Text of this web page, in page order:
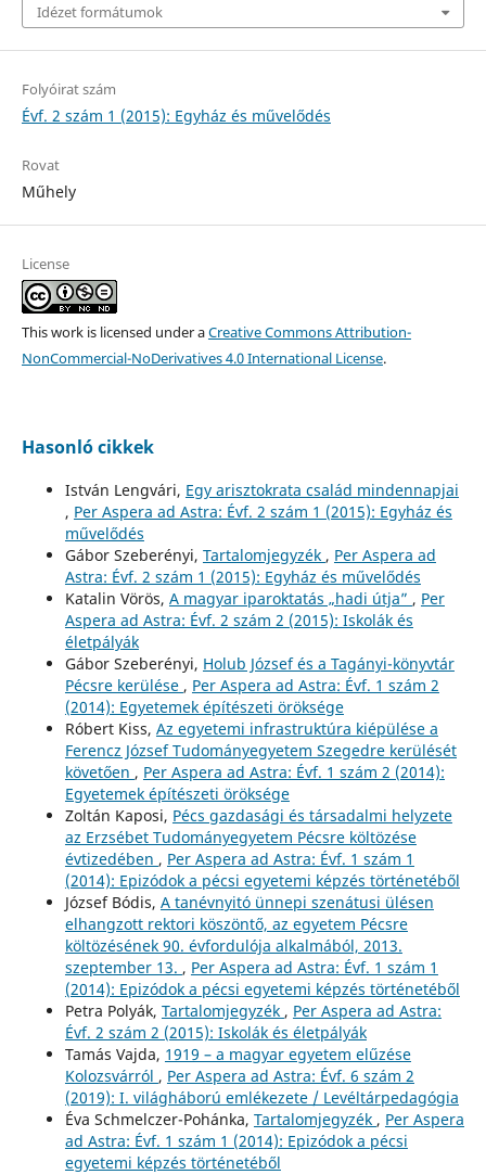
Idézet formátumok
Folyóirat szám
Évf. 2 szám 1 (2015): Egyház és művelődés
Rovat
Műhely
License
This work is licensed under aCreative Commons Attribution-
NonCommercial-NoDerivatives 4.0 International License.
Hasonló cikkek
István Lengvári, Egy arisztokrata család mindennapjai
, Per Aspera ad Astra: Évf. 2 szám 1 (2015): Egyház és
művelődés
Gábor Szeberényi, Tartalomjegyzék , Per Aspera ad
Astra: Évf. 2 szám 1 (2015): Egyház és művelődés
Katalin Vörös, A magyar iparoktatás „hadi útja” , Per
Aspera ad Astra: Évf. 2 szám 2 (2015): Iskolák és
életpályák
Gábor Szeberényi, Holub József és a Tagányi-könyvtár
Pécsre kerülése , Per Aspera ad Astra: Évf. 1 szám 2
(2014): Egyetemek építészeti öröksége
Róbert Kiss, Az egyetemi infrastruktúra kiépülése a
Ferencz József Tudományegyetem Szegedre kerülését
követően , Per Aspera ad Astra: Évf. 1 szám 2 (2014):
Egyetemek építészeti öröksége
Zoltán Kaposi, Pécs gazdasági és társadalmi helyzete
az Erzsébet Tudományegyetem Pécsre költözése
évtizedében , Per Aspera ad Astra: Évf. 1 szám 1
(2014): Epizódok a pécsi egyetemi képzés történetéből
József Bódis, A tanévnyitó ünnepi szenátusi ülésen
elhangzott rektori köszöntő, az egyetem Pécsre
költözésének 90. évfordulója alkalmából, 2013.
szeptember 13. , Per Aspera ad Astra: Évf. 1 szám 1
(2014): Epizódok a pécsi egyetemi képzés történetéből
Petra Polyák, Tartalomjegyzék , Per Aspera ad Astra:
Évf. 2 szám 2 (2015): Iskolák és életpályák
Tamás Vajda, 1919 – a magyar egyetem elűzése
Kolozsvárról , Per Aspera ad Astra: Évf. 6 szám 2
(2019): I. világháború emlékezete / Levéltárpedagógia
Éva Schmelczer-Pohánka, Tartalomjegyzék , Per Aspera
ad Astra: Évf. 1 szám 1 (2014): Epizódok a pécsi
egyetemi képzés történetéből